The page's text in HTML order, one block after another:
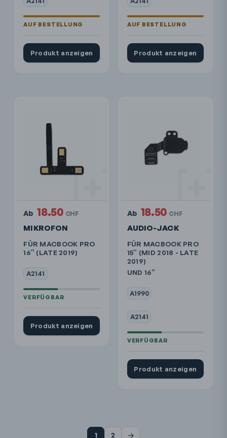
Produkt anzeigen Produkt anzeigen
MIKROFON
FÜR MACBOOK PRO
16″ (LATE 2019)
A2141
Ab 18.50 CHF
Produkt anzeigen
AUDIO-JACK
FÜR MACBOOK PRO
15″ (MID 2018 - LATE
2019)
A1990
UND 16″
A2141
Ab 18.50 CHF
Produkt anzeigen
1 2 →